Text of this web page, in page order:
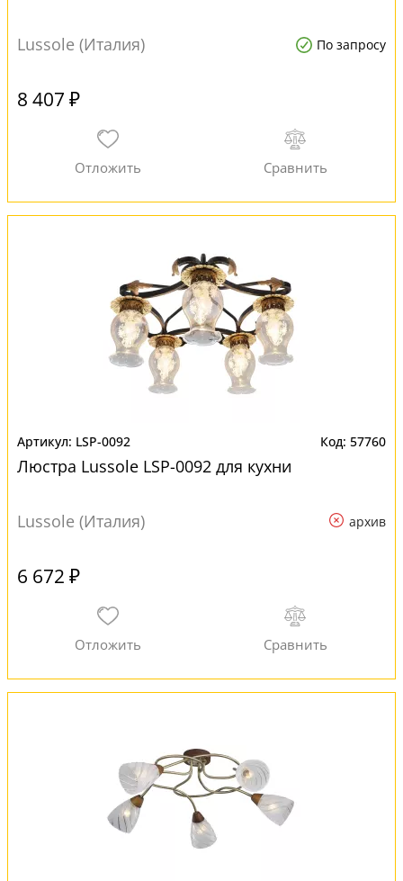
Lussole (Италия) По запросу
8 407 ₽
LSP-0092 57760
Люстра Lussole LSP-0092 для кухни
Lussole (Италия) архив
6 672 ₽